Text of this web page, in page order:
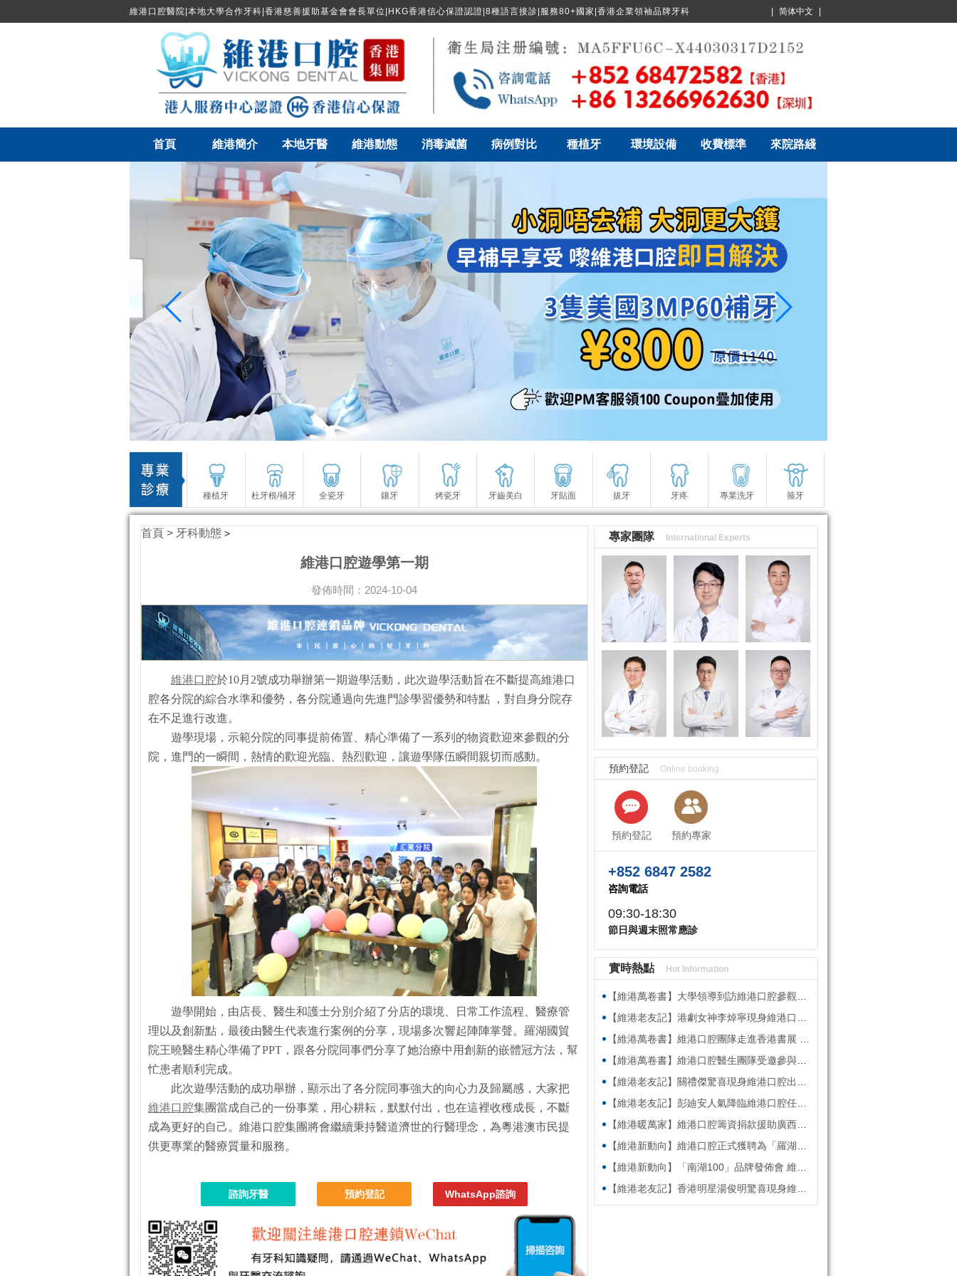
維港口腔醫院|本地大學合作牙科|香港慈善援助基金會會長單位|HKG香港信心保證認證|8種語言接診|服務80+國家|香港企業領袖品牌牙科 简体中文
首頁 維港簡介 本地牙醫 維港動態 消毒滅菌 病例對比 種植牙 環境設備 收費標準 來院路綫
種植牙 杜牙根/補牙 全瓷牙 鑲牙 烤瓷牙 牙齒美白 牙貼面 拔牙 牙疼 專業洗牙 箍牙
首頁 > 牙科動態 >
維港口腔遊學第一期
發佈時間：2024-10-04
維港口腔於10月2號成功舉辦第一期遊學活動，此次遊學活動旨在不斷提高維港口
腔各分院的綜合水準和優勢，各分院通過向先進門診學習優勢和特點 ，對自身分院存
在不足進行改進。
遊學現場，示範分院的同事提前佈置、精心準備了一系列的物資歡迎來參觀的分
院，進門的一瞬間，熱情的歡迎光臨、熱烈歡迎，讓遊學隊伍瞬間親切而感動。
遊學開始，由店長、醫生和護士分別介紹了分店的環境、日常工作流程、醫療管
理以及創新點，最後由醫生代表進行案例的分享，現場多次響起陣陣掌聲。羅湖國貿
院王曉醫生精心準備了PPT，跟各分院同事們分享了她治療中用創新的嵌體冠方法，幫
忙患者順利完成。
此次遊學活動的成功舉辦，顯示出了各分院同事強大的向心力及歸屬感，大家把
維港口腔集團當成自己的一份事業，用心耕耘，默默付出，也在這裡收穫成長，不斷
成為更好的自己。維港口腔集團將會繼續秉持醫道濟世的行醫理念，為粵港澳市民提
供更專業的醫療質量和服務。
諮詢牙醫 預約登記 WhatsApp諮詢
專家團隊 International Experts
預約登記 Online booking
預約登記 預約專家
+852 6847 2582
咨詢電話
09:30-18:30
節日與週末照常應診
實時熱點 Hot Information
【維港萬卷書】大學領導到訪維港口腔參觀交流 高度讚賞院感消毒與規範化管理
【維港老友記】港劇女神李焯寧現身維港口腔擔任一日店長，分享護牙心得
【維港萬卷書】維港口腔團隊走進香港書展 感受閱讀力量拓寬專業視野
【維港萬卷書】維港口腔醫生團隊受邀參與美國登士柏西諾德專題研討 聚焦無牙頜種植修復前沿策略
【維港老友記】關禮傑驚喜現身維港口腔出任明星一日CEO 即場演繹同分享經驗！
【維港老友記】彭廸安人氣降臨維港口腔任明星一日店長 勁歌熱舞快閃表演點燃全場！
【維港暖萬家】維港口腔籌資捐款援助廣西洪澇災區 攜手香港廣西南寧同鄉會共獻愛心
【維港新動向】維港口腔正式獲聘為「羅湖區社會醫療機構行業協會監事單位」
【維港新動向】「南湖100」品牌發佈會 維港口腔獲評「突出貢獻企業」殊榮
【維港老友記】香港明星湯俊明驚喜現身維港口腔 擔任明星一日店長！